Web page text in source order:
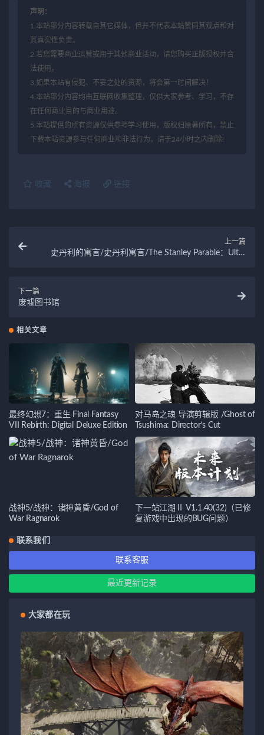
声明：
1.本站部分内容转载自其它媒体，但并不代表本站赞同其观点和对
其真实性负责。
2.若您需要商业运营或用于其他商业活动，请您购买正版授权并合
法使用。
3.如果本站有侵犯、不妥之处的资源，将会第一时间解决！
4.本站部分内容均由互联网收集整理，仅供大家参考、学习，不存
在任何商业目的与商业用途。
5.本站提供的所有资源仅供参考学习使用，版权归原著所有，禁止
下载本站资源参与任何商业和非法行为，请于24小时之内删除!
收藏 海报 链接
上一篇
史丹利的寓言/史丹利寓言/The Stanley Parable：Ultra
下一篇
废墟图书馆
相关文章
最终幻想7：重生 Final Fantasy
VII Rebirth: Digital Deluxe Edition
对马岛之魂 导演剪辑版 /Ghost of
Tsushima: Director’s Cut
战神5/战神：诸神黄昏/God of
War Ragnarok
下一站江湖Ⅱ V1.1.40(32)（已修
复游戏中出现的BUG问题）
联系我们
联系客服
最近更新记录
大家都在玩